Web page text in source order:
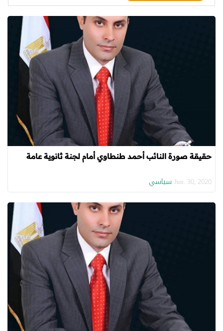
حقيقة صورة النائب أحمد طنطاوي أمام لجنة ثانوية عامة
Jun. 30, 2020 سياسي